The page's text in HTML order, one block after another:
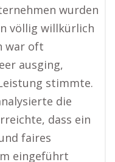
wurden
völlig willkürlich
war oft
ausging,
stimmte.
die
dass ein
faires
eingeführt